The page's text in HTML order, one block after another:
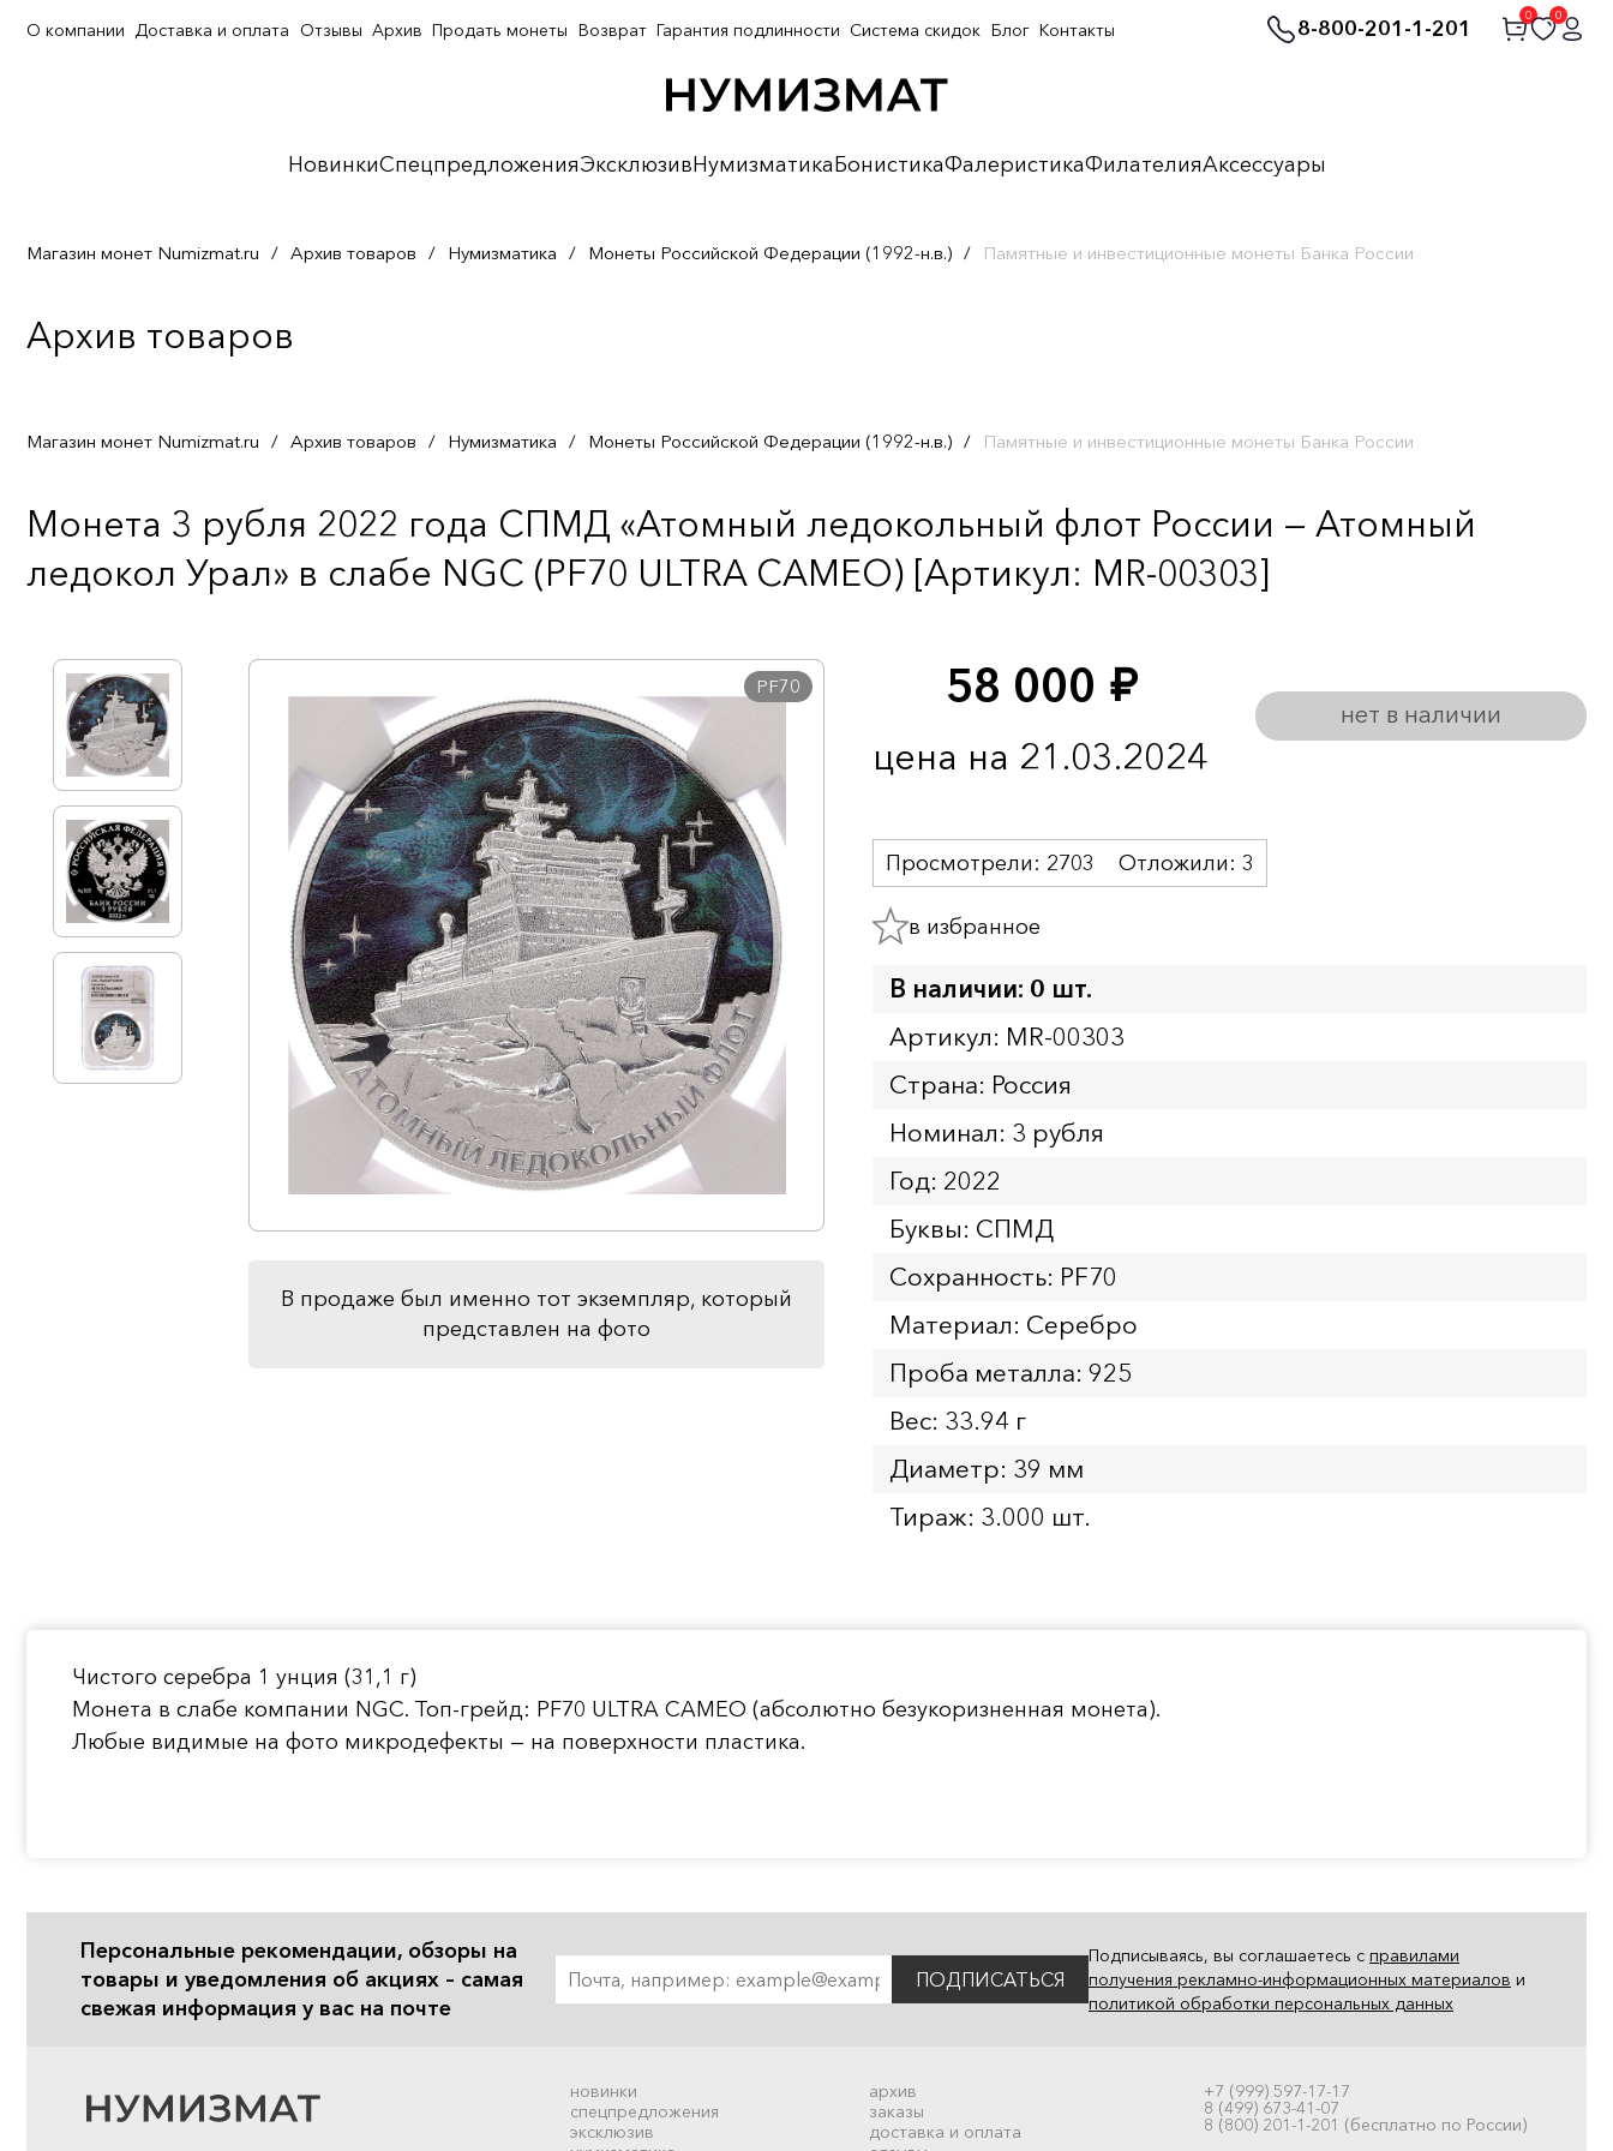
8-800-201-1-201
0 0
НовинкиСпецпредложенияЭксклюзивНумизматикаБонистикаФалеристикаФилателияАксессуары
О компании Доставка и оплата Отзывы Архив Продать монеты Возврат Гарантия подлинности Система скидок Блог Контакты
Магазин монет Numizmat.ru / Архив товаров / Нумизматика / Монеты Российской Федерации (1992-н.в.) / Памятные и инвестиционные монеты Банка России
Архив товаров
Магазин монет Numizmat.ru / Архив товаров / Нумизматика / Монеты Российской Федерации (1992-н.в.) / Памятные и инвестиционные монеты Банка России
Монета 3 рубля 2022 года СПМД «Атомный ледокольный флот России — Атомный
ледокол Урал» в слабе NGC (PF70 ULTRA CAMEO) [Артикул: MR-00303]
PF70
В продаже был именно тот экземпляр, который
представлен на фото
58 000 руб.
цена на 21.03.2024
нет в наличии
Просмотрели: 2703 Отложили: 3
в избранное
В наличии: 0 шт.
Артикул: MR-00303
Страна: Россия
Номинал: 3 рубля
Год: 2022
Буквы: СПМД
Сохранность: PF70
Материал: Серебро
Проба металла: 925
Вес: 33.94 г
Диаметр: 39 мм
Тираж: 3.000 шт.
Чистого серебра 1 унция (31,1 г)
Монета в слабе компании NGC. Топ-грейд: PF70 ULTRA CAMEO (абсолютно безукоризненная монета).
Любые видимые на фото микродефекты — на поверхности пластика.
Персональные рекомендации, обзоры на
товары и уведомления об акциях – самая
свежая информация у вас на почте
ПОДПИСАТЬСЯ
Подписываясь, вы соглашаетесь с правилами
получения рекламно-информационных материалов и
политикой обработки персональных данных
новинки
спецпредложения
эксклюзив
архив
заказы
доставка и оплата
+7 (999) 597-17-17
8 (499) 673-41-07
8 (800) 201-1-201 (бесплатно по России)